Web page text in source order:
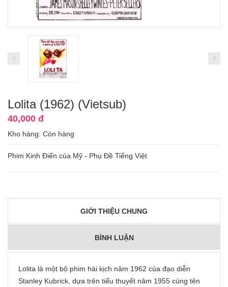
Lolita (1962) (Vietsub)
40,000 đ
Kho hàng: Còn hàng
Phim Kinh Điển của Mỹ - Phụ Đề Tiếng Việt
GIỚI THIỆU CHUNG
BÌNH LUẬN
Lolita là một bộ phim hài kịch năm 1962 của đạo diễn
Stanley Kubrick, dựa trên tiểu thuyết năm 1955 cùng tên